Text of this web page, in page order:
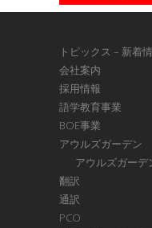
トピックス – 新着
会社案内
採用情報
語学教育事業
BOE事業
アウルズガーデン
アウルズガーデ
翻訳
通訳
PCO